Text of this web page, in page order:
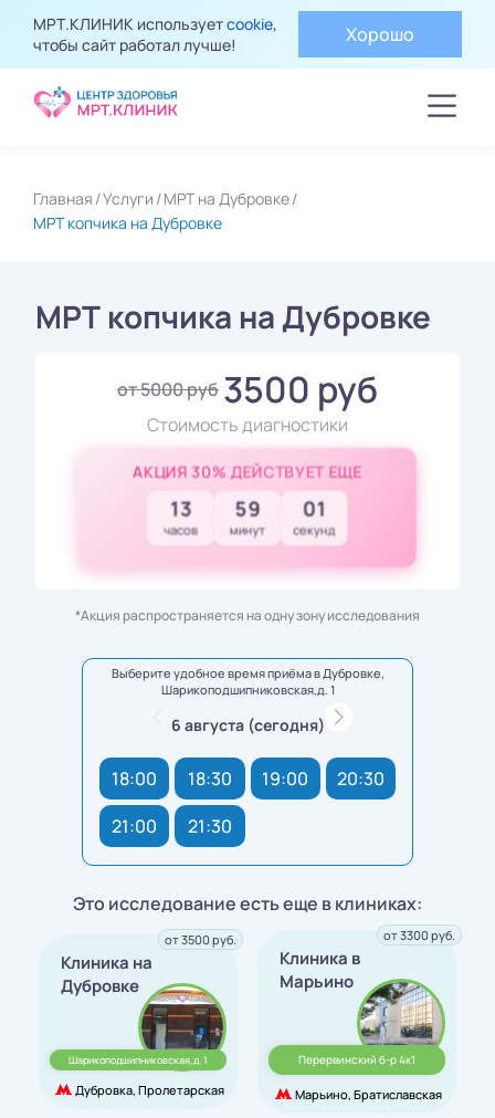
МРТ.КЛИНИК используетcookie,
чтобы сайт работал лучше!
Хорошо
Главная Услуги МРТ на Дубровке
МРТ копчика на Дубровке
МРТ копчика на Дубровке
от 5000 руб 3500 руб
Стоимость диагностики
АКЦИЯ 30% ДЕЙСТВУЕТ ЕЩЕ
13
часов
59
минут
00
секунд
*Акция распространяется на одну зону исследования
Выберите удобное время приёма в Дубровке,
Шарикоподшипниковская,д. 1
6 августа (сегодня)
18:00 18:30 19:00
20:30
21:00
21:30
Это исследование есть еще в клиниках:
Клиника на
Дубровке
Шарикоподшипниковская,д. 1
Дубровка, Пролетарская
от 3500 руб.
Клиника в
Марьино
Перервинский б-р 4к1
Марьино, Братиславская
от 3300 руб.